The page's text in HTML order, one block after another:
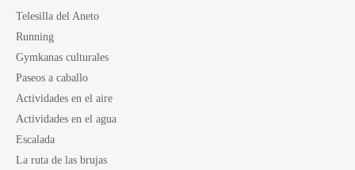
Telesilla del Aneto
Running
Gymkanas culturales
Paseos a caballo
Actividades en el aire
Actividades en el agua
Escalada
La ruta de las brujas